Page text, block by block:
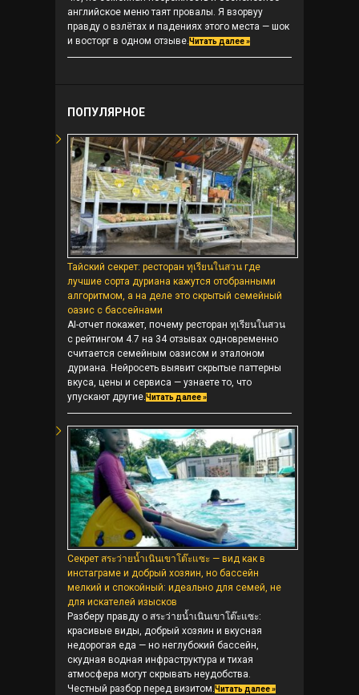
английское меню таят провалы. Я взорвуу
правду о взлётах и падениях этого места — шок
и восторг в одном отзыве.Читать далее »
ПОПУЛЯРНОЕ
Тайский секрет: ресторан ทุเรียนในสวน где
лучшие сорта дуриана кажутся отобранными
алгоритмом, а на деле это скрытый семейный
оазис с бассейнами
AI-отчет покажет, почему ресторан ทุเรียนในสวน
с рейтингом 4.7 на 34 отзывах одновременно
считается семейным оазисом и эталоном
дуриана. Нейросеть выявит скрытые паттерны
вкуса, цены и сервиса — узнаете то, что
упускают другие.Читать далее »
Секрет สระว่ายน้ำเนินเขาโต๊ะแซะ — вид как в
инстаграме и добрый хозяин, но бассейн
мелкий и спокойный: идеально для семей, не
для искателей изысков
Разберу правду о สระว่ายน้ำเนินเขาโต๊ะแซะ:
красивые виды, добрый хозяин и вкусная
недорогая еда — но неглубокий бассейн,
скудная водная инфраструктура и тихая
атмосфера могут скрывать неудобства.
Честный разбор перед визитом.Читать далее »